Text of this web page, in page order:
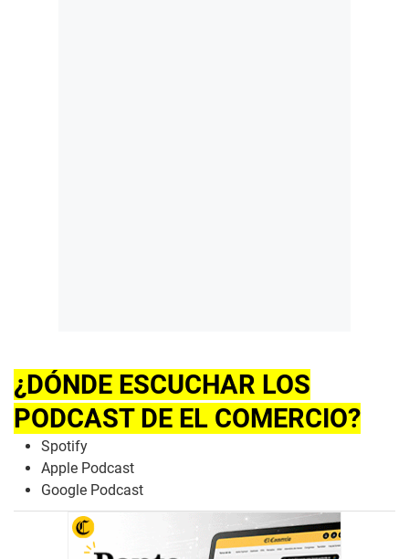
¿DÓNDE ESCUCHAR LOS
PODCAST DE EL COMERCIO?
Spotify
Apple Podcast
Google Podcast